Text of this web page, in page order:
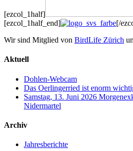
[ezcol_1half]
[ezcol_1half_end]
[/
Wir sind Mitglied von BirdLife Zürich
Aktuell
Dohlen-Webcam
Das Oerlingerried ist enorm
Samstag, 13. Juni 2026
Nidermartel
Archiv
Jahresberichte